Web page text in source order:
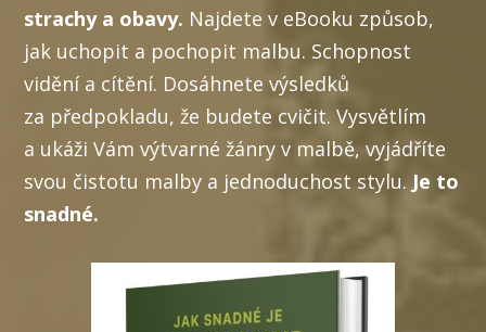
strachy a obavy. Najdete v eBooku způsob,
jak uchopit a pochopit malbu. Schopnost
vidění a cítění. Dosáhnete výsledků
za předpokladu, že budete cvičit. Vysvětlím
a ukáži Vám výtvarné žánry v malbě, vyjádříte
svou čistotu malby a jednoduchost stylu. Je to
snadné.